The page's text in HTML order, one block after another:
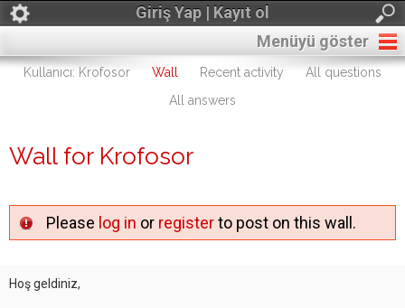
Giriş Yap | Kayıt ol
Menüyü göster
Kullanıcı: Krofosor Wall Recent activity
All questions
All answers
Wall for Krofosor
Please log in or registerto post on this wall.
Hoş geldiniz,